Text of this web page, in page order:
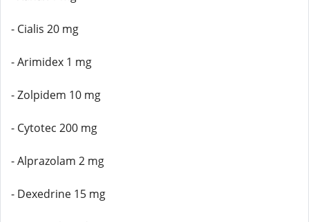
- Cialis 20 mg
- Arimidex 1 mg
- Zolpidem 10 mg
- Cytotec 200 mg
- Alprazolam 2 mg
- Dexedrine 15 mg